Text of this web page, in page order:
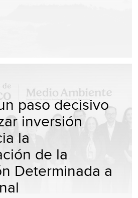
paso decisivo
inversión
la
de la
Determinada a